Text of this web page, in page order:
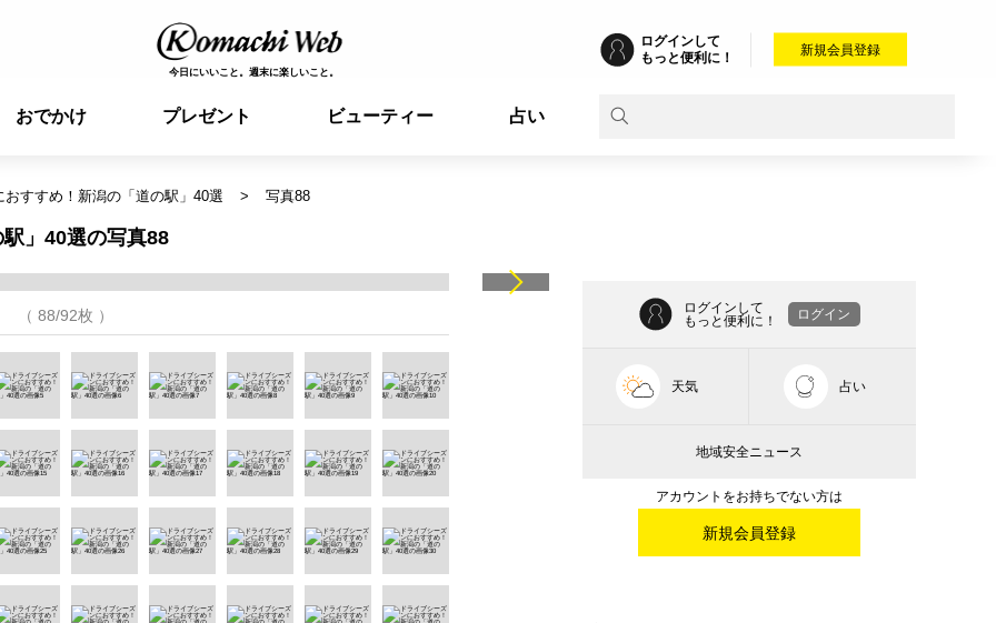
今日にいいこと。週末に楽しいこと。
ログインして
もっと便利に！
新規会員登録
おでかけ プレゼント ビューティー 占い
すすめ！新潟の「道の駅」40選 写真88
」40選の写真88
（ 88/92枚 ）
ログインして
もっと便利に！
ログイン
天気 占い
地域安全ニュース
アカウントをお持ちでない方は
新規会員登録